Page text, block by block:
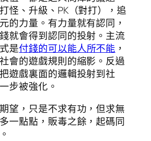
怪、升級、PK（對打），追
的力量。有力量就有認同，
就會得到認同的投射。主流
是付錢的可以能人所不能 ，
會的遊戲規則的縮影。反過
遊戲裏面的邏輯投射到社
步被強化。
望，只是不求有功，但求無
一點點，販毒之餘，起碼同